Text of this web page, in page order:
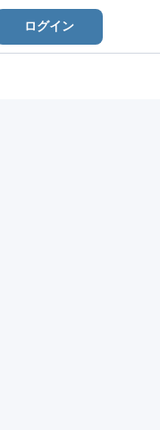
ログイン